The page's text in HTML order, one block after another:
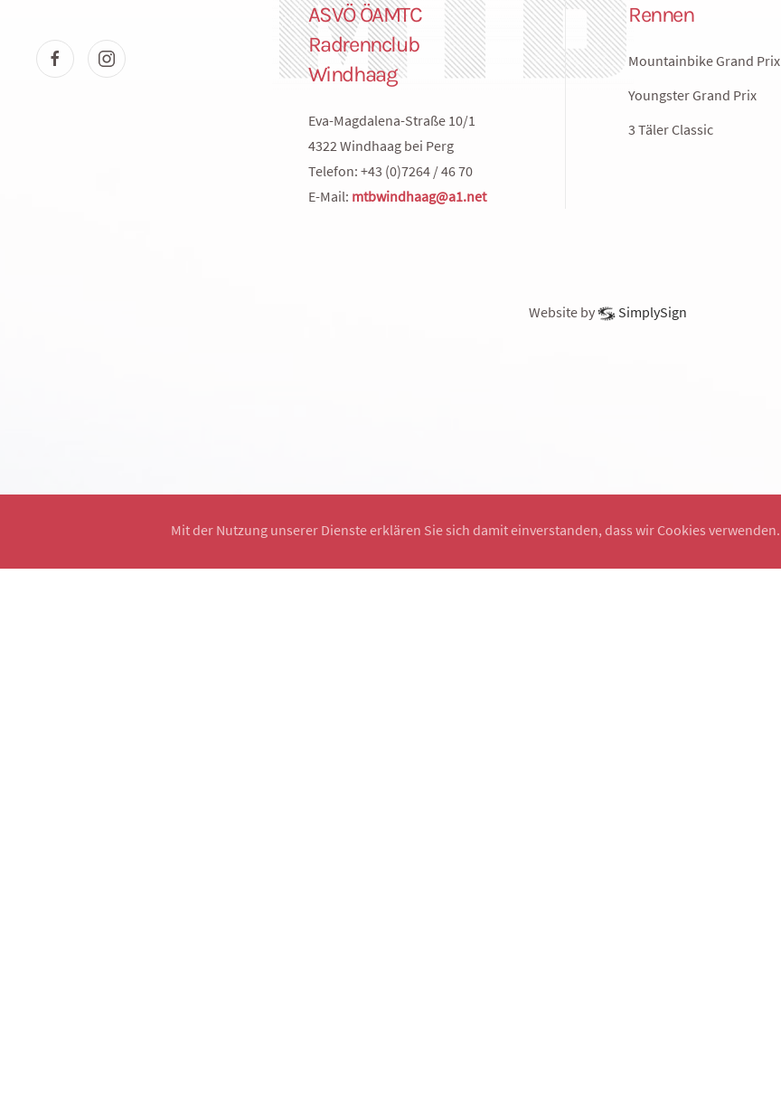
ASVÖ ÖAMTC
Radrennclub
Windhaag
Eva-Magdalena-Straße 10/1
4322 Windhaag bei Perg
Telefon: +43 (0)7264 / 46 70
E-Mail: mtbwindhaag@a1.net
Rennen
Mountainbike Grand Prix
Youngster Grand Prix
3 Täler Classic
Website by SimplySign
Mit der Nutzung unserer Dienste erklären Sie sich damit einverstanden, dass wir Cookies verwenden.